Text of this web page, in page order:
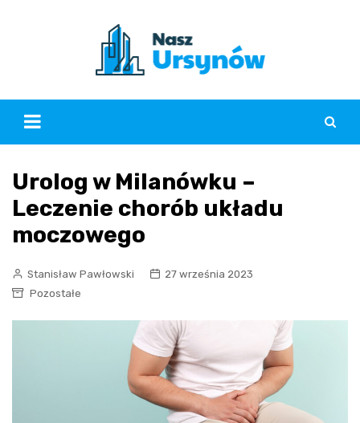
Urolog w Milanówku –
Leczenie chorób układu
moczowego
Stanisław Pawłowski
27 września 2023
Pozostałe